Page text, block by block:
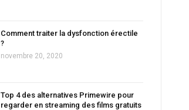
Comment traiter la dysfonction érectile
?
novembre 20, 2020
Top 4 des alternatives Primewire pour
regarder en streaming des films gratuits